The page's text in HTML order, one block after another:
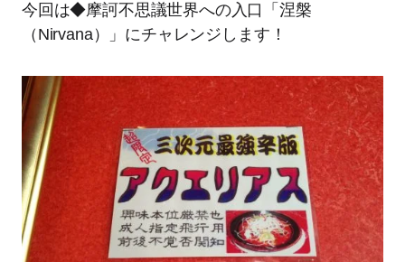
今回は◆摩訶不思議世界への入口「涅槃
（Nirvana）」にチャレンジします！